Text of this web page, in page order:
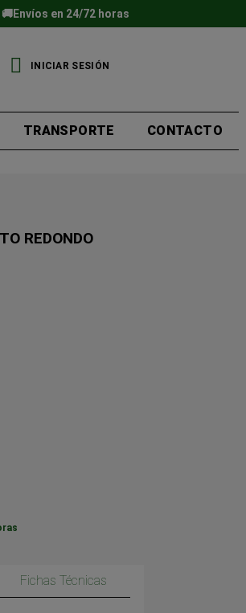
🚚Envíos en 24/72 horas
INICIAR SESIÓN
TRANSPORTE CONTACTO
REDONDO
Fichas Técnicas